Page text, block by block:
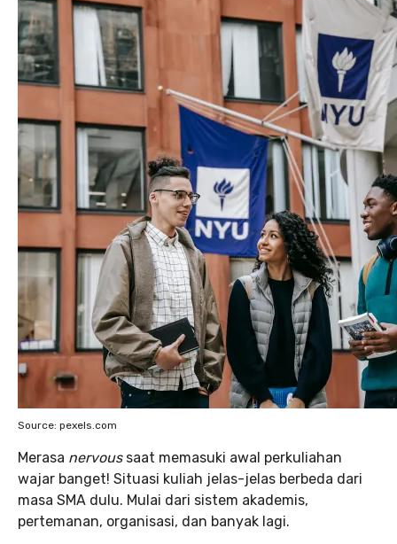
Source: pexels.com
Merasa nervoussaat memasuki awal perkuliahan
wajar banget! Situasi kuliah jelas-jelas berbeda dari
masa SMA dulu. Mulai dari sistem akademis,
pertemanan, organisasi, dan banyak lagi.